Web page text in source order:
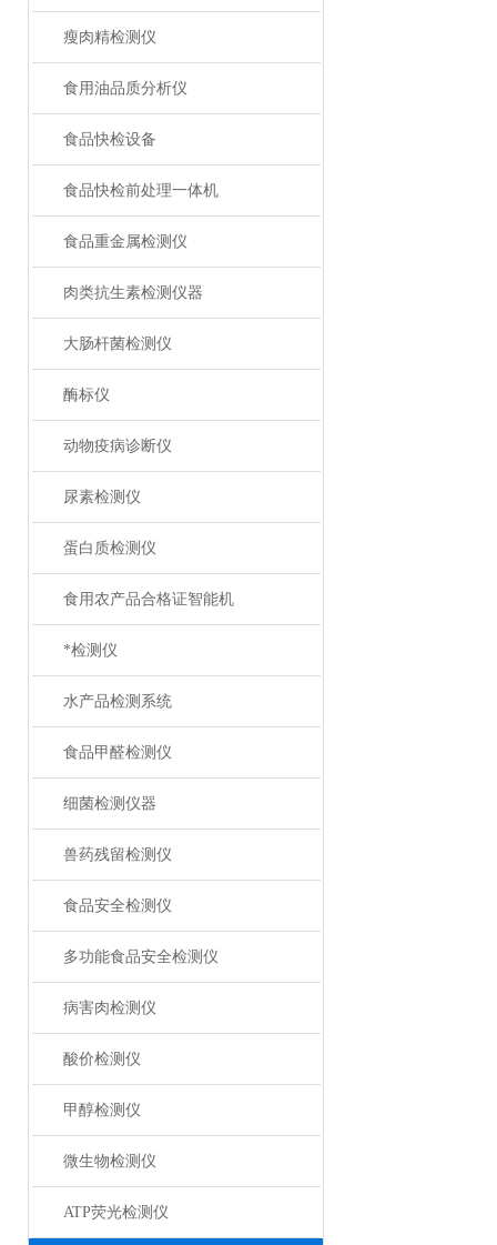
瘦肉精检测仪
食用油品质分析仪
食品快检设备
食品快检前处理一体机
食品重金属检测仪
肉类抗生素检测仪器
大肠杆菌检测仪
酶标仪
动物疫病诊断仪
尿素检测仪
蛋白质检测仪
食用农产品合格证智能机
*检测仪
水产品检测系统
食品甲醛检测仪
细菌检测仪器
兽药残留检测仪
食品安全检测仪
多功能食品安全检测仪
病害肉检测仪
酸价检测仪
甲醇检测仪
微生物检测仪
ATP荧光检测仪